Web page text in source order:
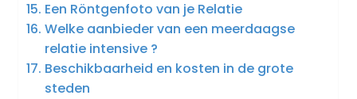
Een Röntgenfoto van je Relatie
Welke aanbieder van een meerdaagse
relatie intensive ?
Beschikbaarheid en kosten in de grote
steden